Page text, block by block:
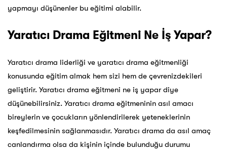
yapmayı düşünenler bu eğitimi alabilir.
Yaratıcı Drama Eğitmeni Ne İş Yapar?
Yaratıcı drama liderliği ve yaratıcı drama eğitmenliği
konusunda eğitim almak hem sizi hem de çevrenizdekileri
geliştirir. Yaratıcı drama eğitmeni ne iş yapar diye
düşünebilirsiniz. Yaratıcı drama eğitmeninin asıl amacı
bireylerin ve çocukların yönlendirilerek yeteneklerinin
keşfedilmesinin sağlanmasıdır. Yaratıcı drama da asıl amaç
canlandırma olsa da kişinin içinde bulunduğu durumu